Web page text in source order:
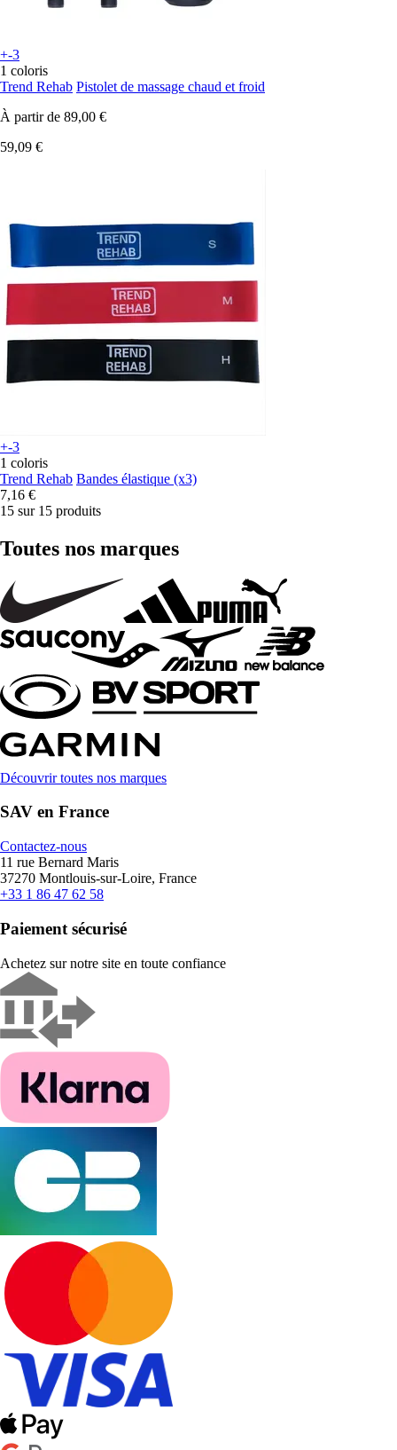
+-3
1 coloris
Trend Rehab Pistolet de massage chaud et froid
À partir de 89,00 €
59,09 €
+-3
1 coloris
Trend Rehab Bandes élastique (x3)
7,16 €
15 sur 15 produits
Toutes nos marques
Découvrir toutes nos marques
SAV en France
Contactez-nous
11 rue Bernard Maris
37270 Montlouis-sur-Loire, France
+33 1 86 47 62 58
Paiement sécurisé
Achetez sur notre site en toute confiance